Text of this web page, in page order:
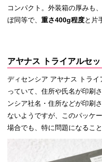
コンパクト。外装箱の厚みも
ぼ同等で、 重さ400g程度と片
アヤナス トライアルセ
ディセンシア アヤナス トラ
っていて、住所や氏名が印刷
ンシア社名・住所などが印刷
ないようですが、このパッケ
場合でも、特に問題になること